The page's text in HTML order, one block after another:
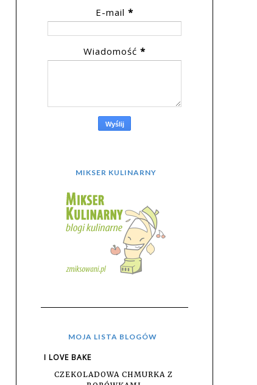
E-mail *
Wiadomość *
MIKSER KULINARNY
MOJA LISTA BLOGÓW
I LOVE BAKE
CZEKOLADOWA CHMURKA Z